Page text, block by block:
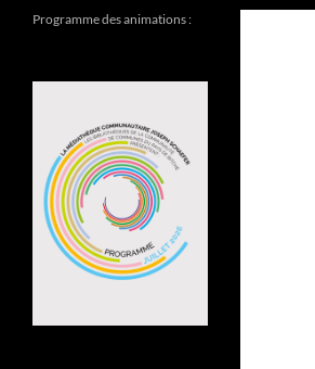
Programme des animations :